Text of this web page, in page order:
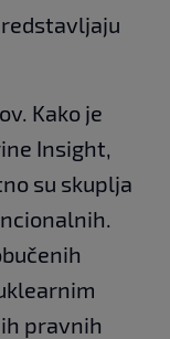
Kako je
Insight,
su skuplja
pravnih